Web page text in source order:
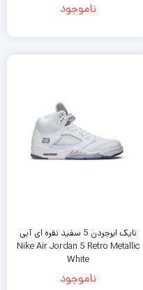
ناموجود
نایک ایرجردن 5 سفید نقره ای آبی
Nike Air Jordan 5 Retro Metallic
White
ناموجود